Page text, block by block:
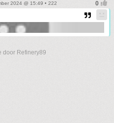
2024 @ 15:49 • 222
door Refinery89